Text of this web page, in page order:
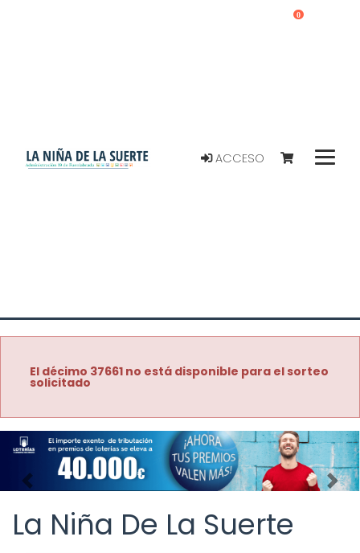
ACCESO
0
El décimo 37661 no está disponible para el sorteo
solicitado
Imagen anterior
La Niña De La Suerte